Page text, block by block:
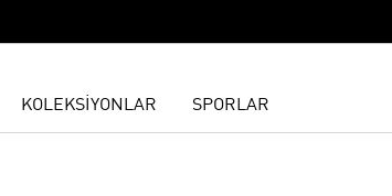
KOLEKSİYONLAR SPORLAR